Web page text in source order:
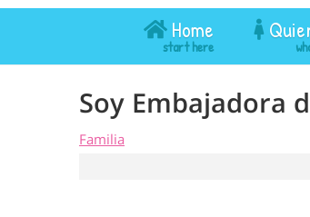
Home
Soy Embajadora
Familia